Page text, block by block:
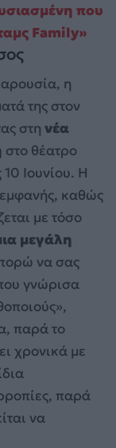
που
Family»
η
της στον
στη νέα
στο θέατρο
Ιουνίου. Η
εμφανής, καθώς
με τόσο
μεγάλη
να σας
γνώρισα
παρά το
χρονικά με
παρά
να